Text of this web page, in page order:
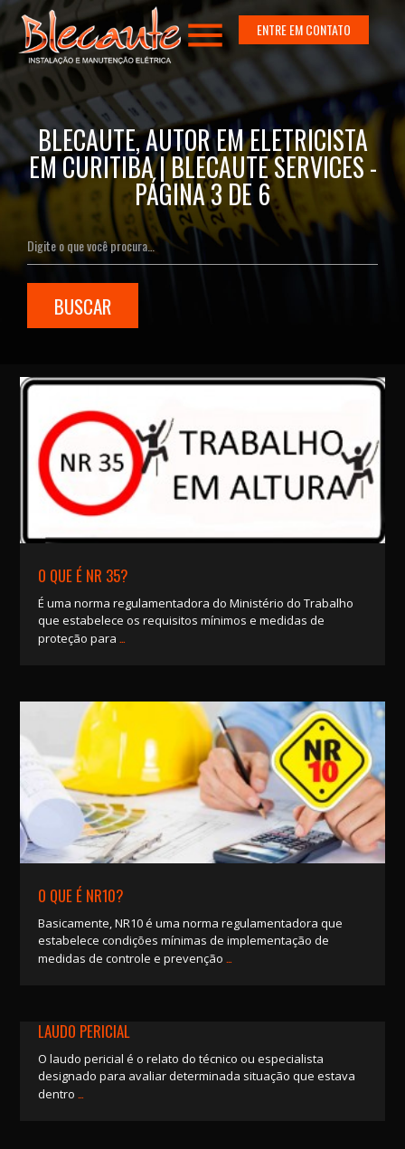
ENTRE EM CONTATO
menu
BLECAUTE, AUTOR EM ELETRICISTA
EM CURITIBA | BLECAUTE SERVICES -
PÁGINA 3 DE 6
O QUE É NR 35?
É uma norma regulamentadora do Ministério do Trabalho
que estabelece os requisitos mínimos e medidas de
proteção para …
O QUE É NR10?
Basicamente, NR10 é uma norma regulamentadora que
estabelece condições mínimas de implementação de
medidas de controle e prevenção
LAUDO PERICIAL
O laudo pericial é o relato do técnico ou especialista
designado para avaliar determinada situação que estava
dentro